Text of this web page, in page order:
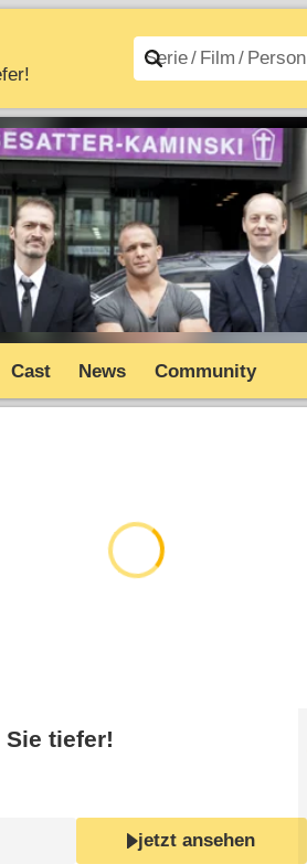
Serien A–Z Filme A–Z
Cast News Community
tiefer!
jetzt ansehen